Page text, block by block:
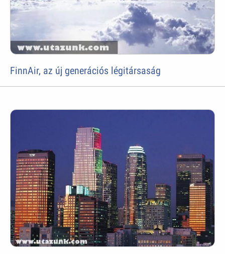
FinnAir, az új generációs légitársaság